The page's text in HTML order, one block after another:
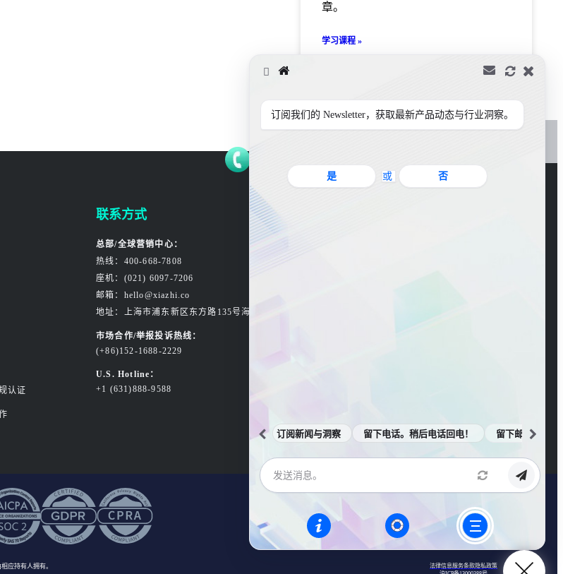
章。
学习课程 »
认证
联系方式
总部/全球营销中心：
热线：400-668-7808
座机：(021) 6097-7206
邮箱：hello@xiazhi.co
地址：上海市浦东新区东方路135号海东大楼3楼
市场合作/举报投诉热线：
(+86)152-1688-2229
U.S. Hotline：
+1 (631)888-9588
应持有人拥有。
法律信息服务条款隐私政策
订阅我们的 Newsletter，获取最新产品动态与行业洞察。
是 或 否
订阅新闻与洞察 留下电话。稍后电话回电！ 留下邮箱。邮件